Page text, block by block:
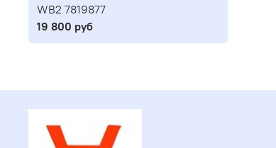
WB2 7819877
19 800 руб